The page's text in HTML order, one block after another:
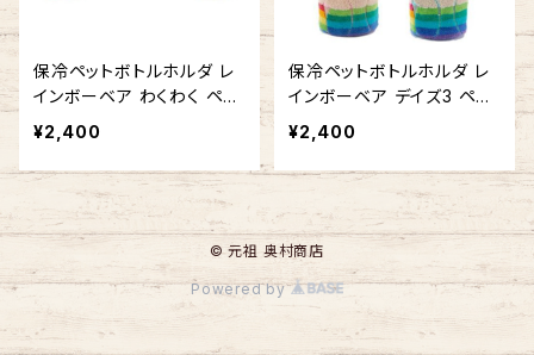
保冷ペットボトルホルダ レ
インボーベア わくわく ペッ
トボトルケース 今治タオル
の日本製
¥2,400
保冷ペットボトルホルダ レ
インボーベア デイズ3 ペッ
トボトルケース 今治タオル
の日本製
¥2,400
© 元祖 奥村商店
Powered by